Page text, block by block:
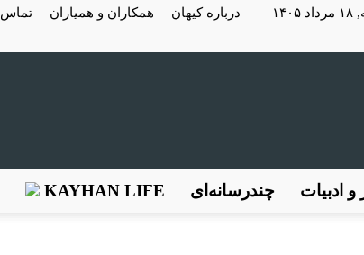
درباره کیهان همکاران و همیاران تماس
KAYHAN LIFE چندرسانه‌ای و ادبیات